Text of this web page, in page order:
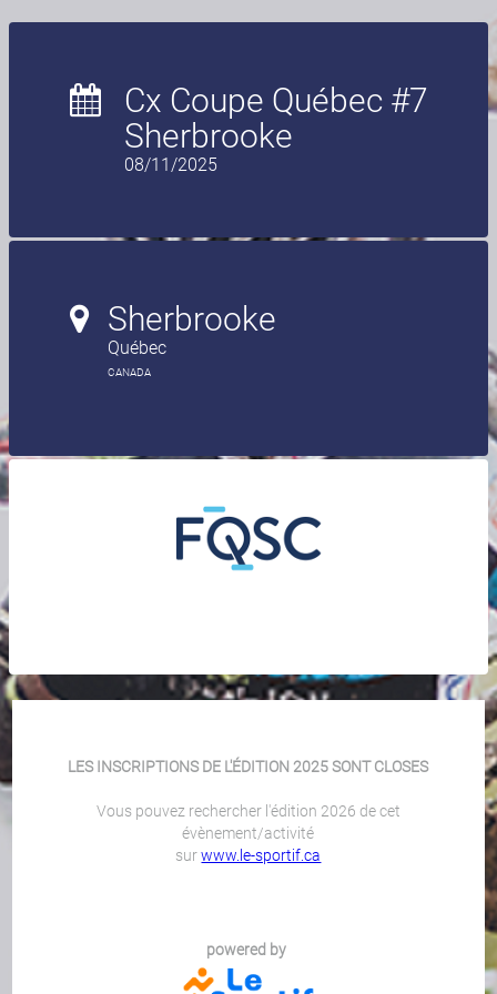
Cx Coupe Québec #7
Sherbrooke
08/11/2025
Sherbrooke
Québec
CANADA
LES INSCRIPTIONS DE L'ÉDITION 2025 SONT CLOSES
Vous pouvez rechercher l'édition 2026 de cet
évènement/activité
surwww.le-sportif.ca
powered by